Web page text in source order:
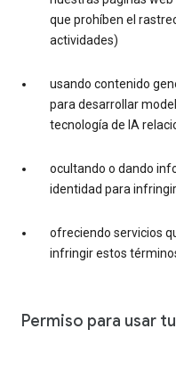
que prohíben el
actividades)
usando contenido
para desarrollar
tecnología de IA
ocultando o dando
identidad para
ofreciendo servicios
infringir estos
Permiso para usar